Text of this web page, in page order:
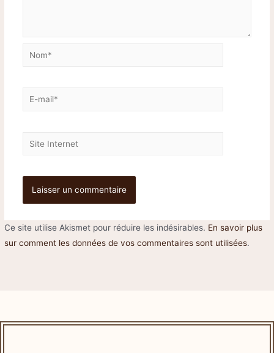
Ce site utilise Akismet pour réduire les indésirables. En savoir plus
sur comment les données de vos commentaires sont utilisées.